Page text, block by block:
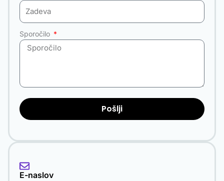
Sporočilo
Pošlji
E-naslov